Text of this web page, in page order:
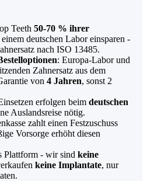
Teeth50-70 % ihrer
einem deutschen Labor einsparen -
nach ISO 13485.
: Europa-Labor und
Zahnersatz aus dem
von4 Jahren, sonst 2
erfolgen beimdeutschen
Auslandsreise nötig.
zahlt einen Festzuschuss
Vorsorge erhöht diesen
Plattform - wir sindkeine
keine Implantate, nur